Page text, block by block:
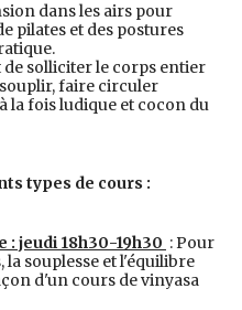
dans les airs pour
pilates et des postures
de solliciter le corps entier
faire circuler
la fois ludique et cocon du
types de cours :
jeudi 18h30-19h30 : Pour
souplesse et l'équilibre
d'un cours de vinyasa